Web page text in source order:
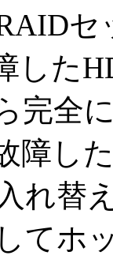
セ
した
完全
障し
れ替
てホ